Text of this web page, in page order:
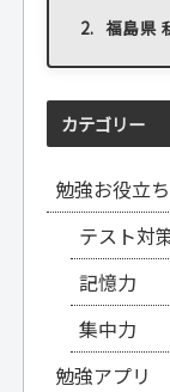
福島県
カテゴリー
勉強お役立
テスト対
記憶力
集中力
勉強アプリ